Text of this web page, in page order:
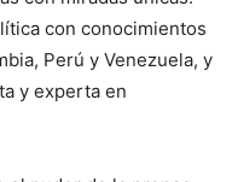
con conocimientos
Perú y Venezuela, y
y experta en